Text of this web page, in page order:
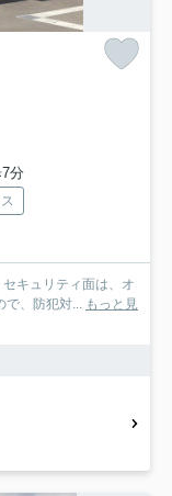
分
キュリティ面は、オ
で、防犯対... もっと見